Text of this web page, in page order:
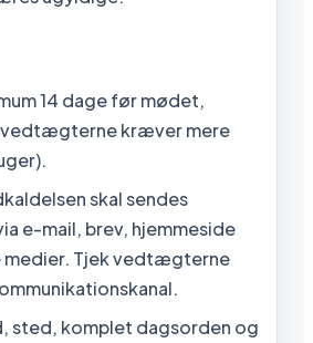
14 dage før mødet,
vedtægterne kræver mere
skal sendes
e-mail, brev, hjemmeside
medier. Tjek vedtægterne
sted, komplet dagsorden og